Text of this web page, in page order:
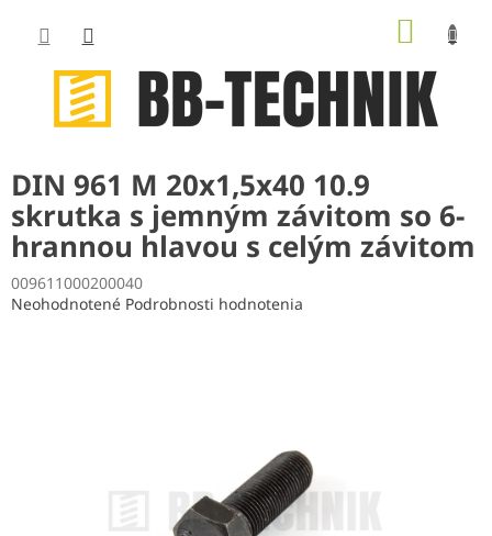
obsah
DIN 961 M 20x1,5x40 10.9
skrutka s jemným závitom so 6-
hrannou hlavou s celým závitom
009611000200040
Priemerné
Neohodnotené Podrobnosti hodnotenia